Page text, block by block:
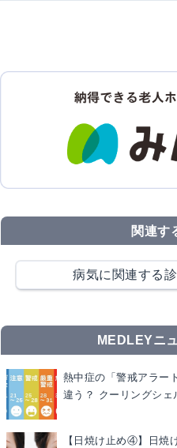
関連す
病気に関連する
MEDLEYニ
熱中症の「警戒アラー
違う？ クーリングシェ
【日焼け止め④】日焼